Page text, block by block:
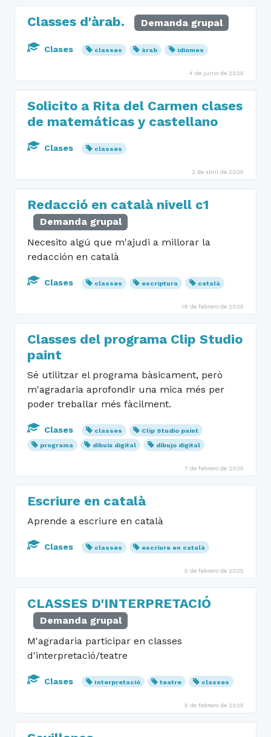
Classes d'àrab. Demanda grupal
Clases classes àrab idiomes
4 de junio de 2025
Solicito a Rita del Carmen clases
de matemáticas y castellano
Clases classes
2 de abril de 2025
Redacció en català nivell c1
Demanda grupal
Necesito algú que m'ajudi a millorar la
redacción en català
Clases classes escriptura català
18 de febrero de 2025
Classes del programa Clip Studio
paint
Sé utilitzar el programa bàsicament, però
m'agradaria aprofondir una mica més per
poder treballar més fàcilment.
Clases classes
Clip Studio paint
programa
dibuix digital dibujo digital
7 de febrero de 2025
Escriure en català
Aprende a escriure en català
Clases classes escriure en català
5 de febrero de 2025
CLASSES D'INTERPRETACIÓ
Demanda grupal
M'agradaria participar en classes
d'interpretació/teatre
Clases Interpretació teatre classes
5 de febrero de 2025